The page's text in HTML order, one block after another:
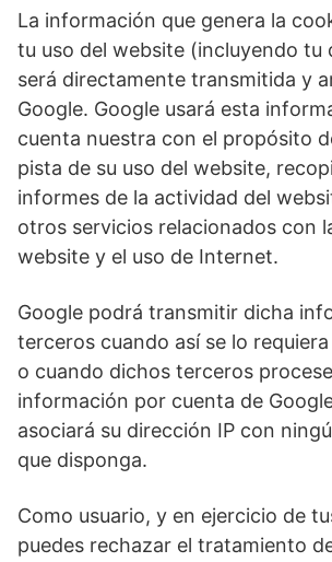
La información que genera la
tu uso del website (incluyendo tu
será directamente transmitida y
Google. Google usará esta
cuenta nuestra con el propósito
pista de su uso del website,
informes de la actividad del
otros servicios relacionados con
website y el uso de Internet.
Google podrá transmitir dicha
terceros cuando así se lo
o cuando dichos terceros
información por cuenta de
asociará su dirección IP con
que disponga.
Como usuario, y en ejercicio de
puedes rechazar el tratamiento